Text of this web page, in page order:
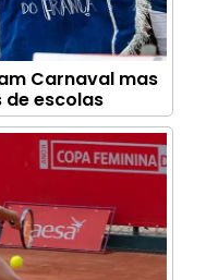
Carnaval mas
escolas